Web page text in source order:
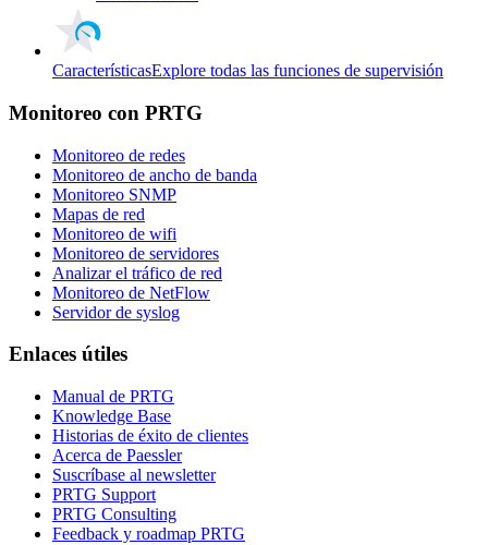
CaracterísticasExplore todas las funciones de supervisión
Monitoreo con PRTG
Monitoreo de redes
Monitoreo de ancho de banda
Monitoreo SNMP
Mapas de red
Monitoreo de wifi
Monitoreo de servidores
Analizar el tráfico de red
Monitoreo de NetFlow
Servidor de syslog
Enlaces útiles
Manual de PRTG
Knowledge Base
Historias de éxito de clientes
Acerca de Paessler
Suscríbase al newsletter
PRTG Support
PRTG Consulting
Feedback y roadmap PRTG